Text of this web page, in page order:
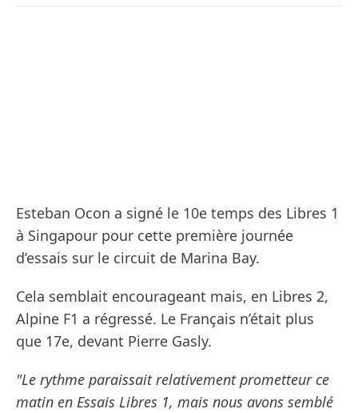
Esteban Ocon a signé le 10e temps des Libres 1
à Singapour pour cette première journée
d’essais sur le circuit de Marina Bay.
Cela semblait encourageant mais, en Libres 2,
Alpine F1 a régressé. Le Français n’était plus
que 17e, devant Pierre Gasly.
"Le rythme paraissait relativement prometteur ce
matin en Essais Libres 1, mais nous avons semblé